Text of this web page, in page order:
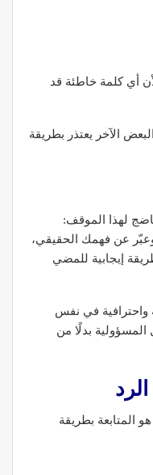
أي كلمة خاطئة قد
الآخر يعتذر بطريقة
لهذا الموقف:
عن فهمك الحقيقي،
إيجابية للمضي
واحترافية في نفس
بدلًا من
المتابعة بطريقة